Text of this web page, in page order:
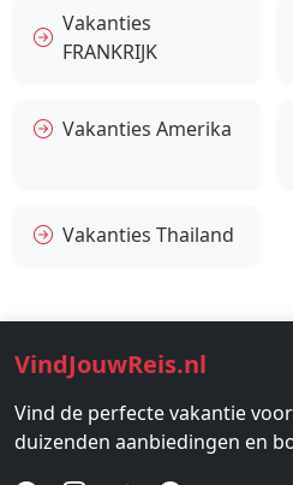
Vakanties
FRANKRIJK
Vakanties Amerika
Vakanties Thailand
VindJouwReis.nl
Vind de perfecte vakantie
duizenden aanbiedingen en